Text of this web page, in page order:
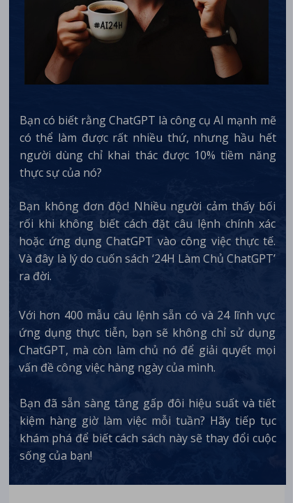
Bạn có biết rằng ChatGPT là công cụ AI mạnh mẽ
có thể làm được rất nhiều thứ, nhưng hầu hết
người dùng chỉ khai thác được 10% tiềm năng
thực sự của nó?
Bạn không đơn độc! Nhiều người cảm thấy bối
rối khi không biết cách đặt câu lệnh chính xác
hoặc ứng dụng ChatGPT vào công việc thực tế.
Và đây là lý do cuốn sách ‘24H Làm Chủ ChatGPT’
ra đời.
Với hơn 400 mẫu câu lệnh sẵn có và 24 lĩnh vực
ứng dụng thực tiễn, bạn sẽ không chỉ sử dụng
ChatGPT, mà còn làm chủ nó để giải quyết mọi
vấn đề công việc hàng ngày của mình.
Bạn đã sẵn sàng tăng gấp đôi hiệu suất và tiết
kiệm hàng giờ làm việc mỗi tuần? Hãy tiếp tục
khám phá để biết cách sách này sẽ thay đổi cuộc
sống của bạn!